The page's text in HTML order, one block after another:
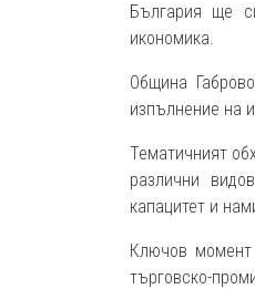
България ще
икономика.
Община
изпълнение на
Тематичният
различни
капацитет и
Ключов момент
търговско-